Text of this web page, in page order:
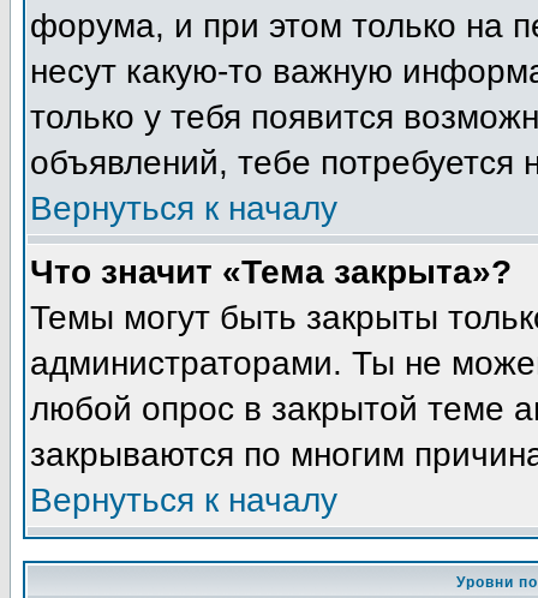
форума, и при этом только на
несут какую-то важную
только у тебя появится
объявлений, тебе
Вернуться к началу
Что значит «Тема закрыта»?
Темы могут быть закрыты
администраторами. Ты не
любой опрос в закрытой теме
закрываются по многим
Вернуться к началу
Уровни